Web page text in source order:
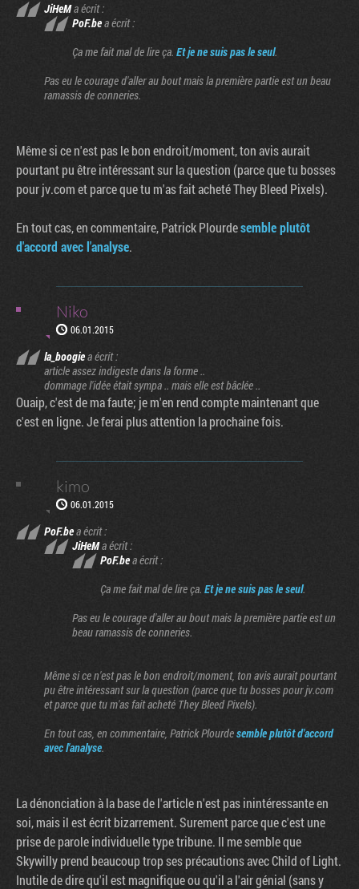
JiHeMa écrit :
PoF.bea écrit :
Ça me fait mal de lire ça. Et je ne suis pas le seul.
Pas eu le courage d'aller au bout mais la première partie est un beau
ramassis de conneries.
Même si ce n'est pas le bon endroit/moment, ton avis aurait
pourtant pu être intéressant sur la question (parce que tu bosses
pour jv.com et parce que tu m'as fait acheté They Bleed Pixels).
En tout cas, en commentaire, Patrick Plourdesemble plutôt
d'accord avec l'analyse.
Niko
06.01.2015
la_boogiea écrit :
article assez indigeste dans la forme ..
dommage l'idée était sympa .. mais elle est bâclée ..
Ouaip, c'est de ma faute; je m'en rend compte maintenant que
c'est en ligne. Je ferai plus attention la prochaine fois.
kimo
06.01.2015
PoF.bea écrit :
JiHeMa écrit :
PoF.bea écrit :
Ça me fait mal de lire ça. Et je ne suis pas le seul.
Pas eu le courage d'aller au bout mais la première partie est un
beau ramassis de conneries.
Même si ce n'est pas le bon endroit/moment, ton avis aurait pourtant
pu être intéressant sur la question (parce que tu bosses pour jv.com
et parce que tu m'as fait acheté They Bleed Pixels).
En tout cas, en commentaire, Patrick Plourdesemble plutôt d'accord
avec l'analyse.
La dénonciation à la base de l'article n'est pas inintéressante en
soi, mais il est écrit bizarrement. Surement parce que c'est une
prise de parole individuelle type tribune. Il me semble que
Skywilly prend beaucoup trop ses précautions avec Child of Light.
Inutile de dire qu'il est magnifique ou qu'il a l'air génial (sans y